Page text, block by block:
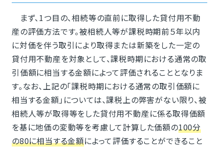
まず、1つ目の、相続等の直前に取得した貸付用不動
産の評価方法です。被相続人等が課税時期前５年以内
に対価を伴う取引により取得または新築をした一定の
貸付用不動産を対象として、課税時期における通常の取
引価額に相当する金額によって評価されることとなりま
す。なお、上記の「課税時期における通常の取引価額に
相当する金額」については、課税上の弊害がない限り、被
相続人等が取得等をした貸付用不動産に係る取得価額
を基に地価の変動等を考慮して計算した価額の100分
の80に相当する金額によって評価することができること